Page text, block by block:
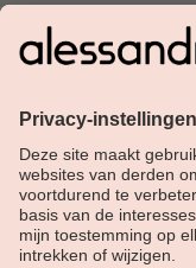
Over Alessandro
Shop